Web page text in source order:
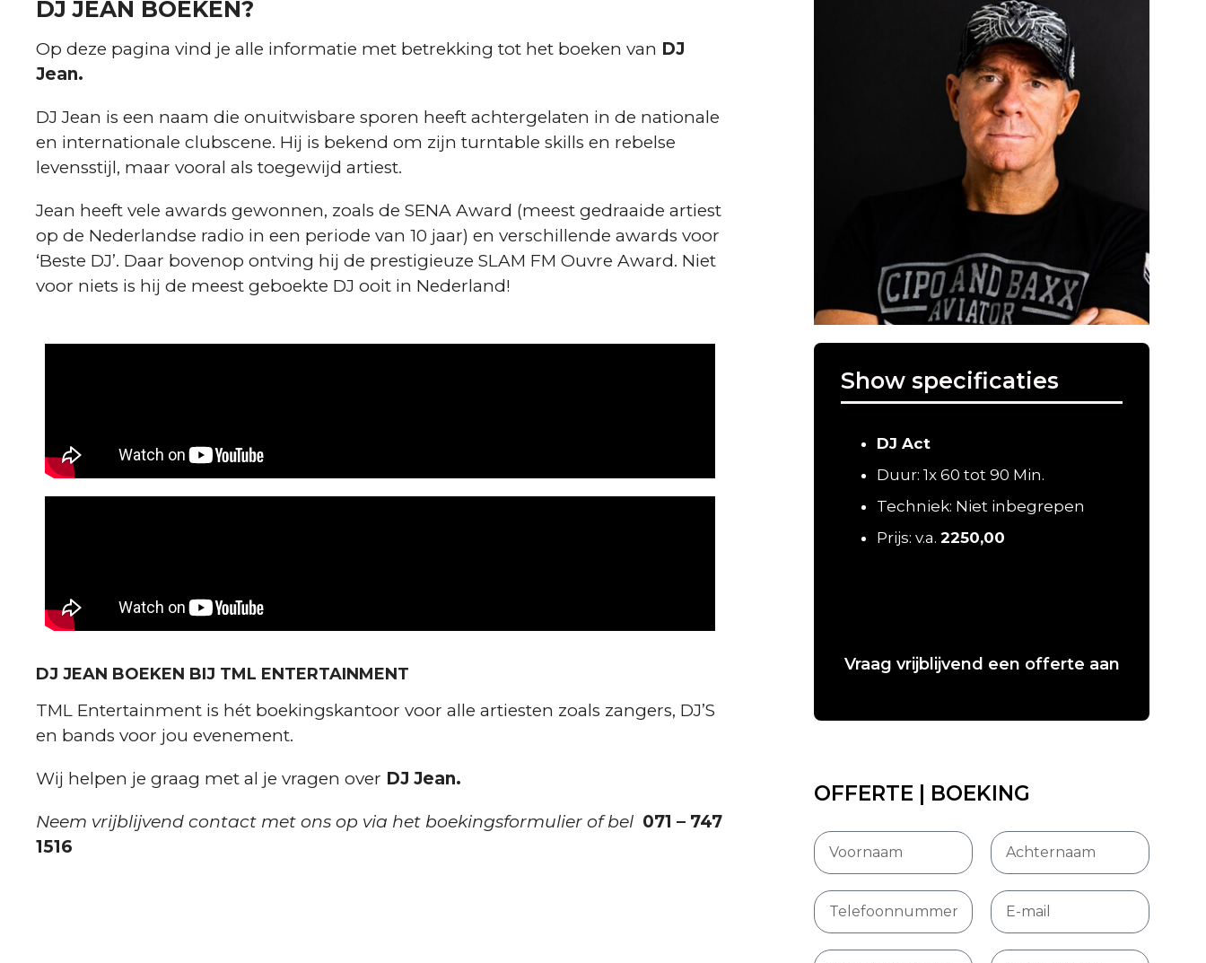
DJ JEAN BOEKEN?
Op deze pagina vind je alle informatie met betrekking tot het boeken van DJ
Jean.
DJ Jean is een naam die onuitwisbare sporen heeft achtergelaten in de nationale
en internationale clubscene. Hij is bekend om zijn turntable skills en rebelse
levensstijl, maar vooral als toegewijd artiest.
Jean heeft vele awards gewonnen, zoals de SENA Award (meest gedraaide artiest
op de Nederlandse radio in een periode van 10 jaar) en verschillende awards voor
‘Beste DJ’. Daar bovenop ontving hij de prestigieuze SLAM FM Ouvre Award. Niet
voor niets is hij de meest geboekte DJ ooit in Nederland!
DJ JEAN BOEKEN BIJ TML ENTERTAINMENT
TML Entertainment is hét boekingskantoor voor alle artiesten zoals zangers, DJ’S
en bands voor jou evenement.
Wij helpen je graag met al je vragen over DJ Jean.
Neem vrijblijvend contact met ons op via het boekingsformulier of bel 071 – 747
1516
Show specificaties
DJ Act
Duur: 1x 60 tot 90 Min.
Techniek: Niet inbegrepen
Prijs: v.a. 2250,00
Vraag vrijblijvend een offerte aan
OFFERTE | BOEKING